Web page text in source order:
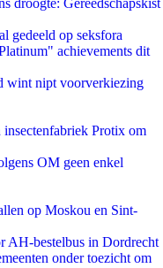
droogte: Gereedschapskist
gedeeld op seksfora
achievements dit
wint nipt voorverkiezing
Protix om
OM geen enkel
op Moskou en Sint-
AH-bestelbus in Dordrecht
onder toezicht om